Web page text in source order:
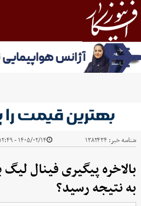
شناسه خبر: ۱۳۸۲۴۳۴ ۱۴۰۵/۰۲/۱۴ - ۱۲:۴۹
بالاخره پیگیری فینال
به نتیجه رسید؟